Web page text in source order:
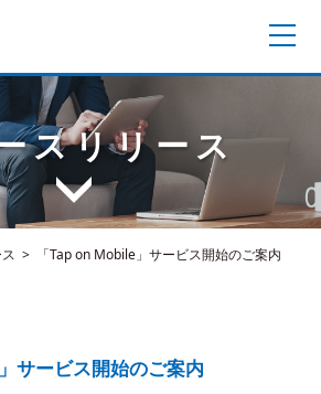
スリリース
「Tap on Mobile」サービス開始のご案内
サービス開始のご案内